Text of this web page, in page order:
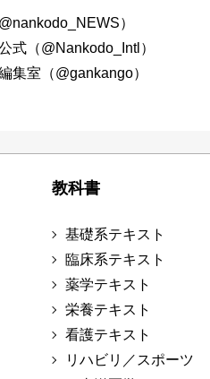
）
式（@Nankodo_Intl）
集室（@gankango）
教科書
基礎系テキスト
臨床系テキスト
薬学テキスト
栄養テキスト
看護テキスト
リハビリ／スポーツ